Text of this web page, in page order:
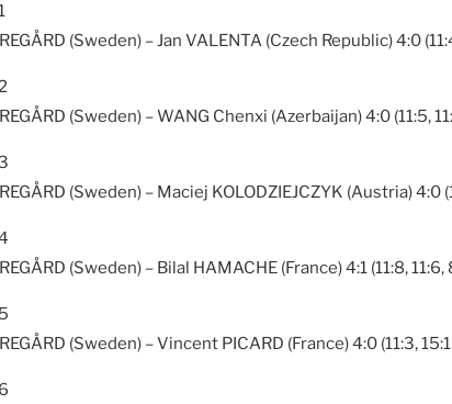
(Sweden) – Jan VALENTA (Czech Republic) 4:0
(Sweden) – WANG Chenxi (Azerbaijan) 4:0 (11:5,
(Sweden) – Maciej KOLODZIEJCZYK (Austria) 4:0
(Sweden) – Bilal HAMACHE (France) 4:1 (11:8, 11:6,
(Sweden) – Vincent PICARD (France) 4:0 (11:3,